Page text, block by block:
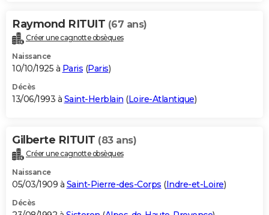
Raymond RITUIT (67 ans)
Créer une cagnotte obsèques
Naissance
10/10/1925 à Paris (Paris)
Décès
13/06/1993 à Saint-Herblain (Loire-Atlantique)
Gilberte RITUIT (83 ans)
Créer une cagnotte obsèques
Naissance
05/03/1909 à Saint-Pierre-des-Corps (Indre-et-Loire)
Décès